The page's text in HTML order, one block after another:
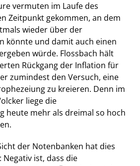
vermuten im Laufe des
Zeitpunkt gekommen, an dem
wieder über der
könnte und damit auch einen
würde. Flossbach hält
Rückgang der Inflation für
zumindest den Versuch, eine
zu kreieren. Denn im
liege die
heute mehr als dreimal so hoch
der Notenbanken hat dies
ist, dass die